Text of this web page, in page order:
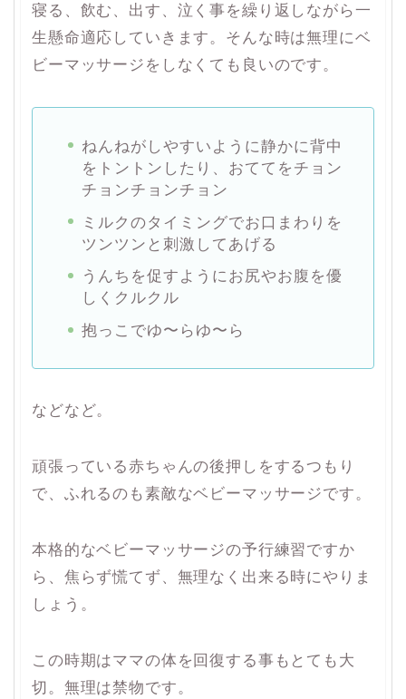
寝る、飲む、出す、泣く事を繰り返しながら一
生懸命適応していきます。そんな時は無理にベ
ビーマッサージをしなくても良いのです。
ねんねがしやすいように静かに背中
をトントンしたり、おててをチョン
チョンチョンチョン
ミルクのタイミングでお口まわりを
ツンツンと刺激してあげる
うんちを促すようにお尻やお腹を優
しくクルクル
抱っこでゆ〜らゆ〜ら
などなど。
頑張っている赤ちゃんの後押しをするつもり
で、ふれるのも素敵なベビーマッサージです。
本格的なベビーマッサージの予行練習ですか
ら、焦らず慌てず、無理なく出来る時にやりま
しょう。
この時期はママの体を回復する事もとても大
切。無理は禁物です。